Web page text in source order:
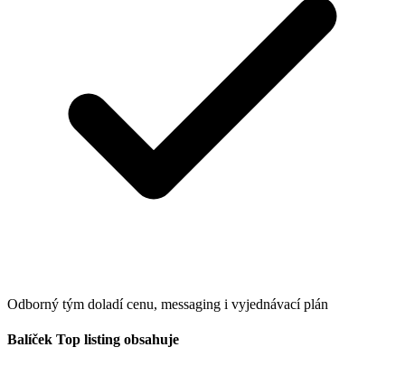
Odborný tým doladí cenu, messaging i vyjednávací plán
Balíček Top listing obsahuje